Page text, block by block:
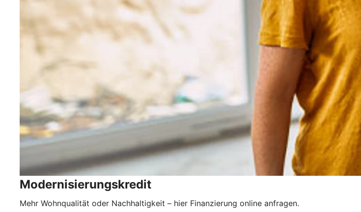
Modernisierungskredit
Mehr Wohnqualität oder Nachhaltigkeit – hier Finanzierung online anfragen.